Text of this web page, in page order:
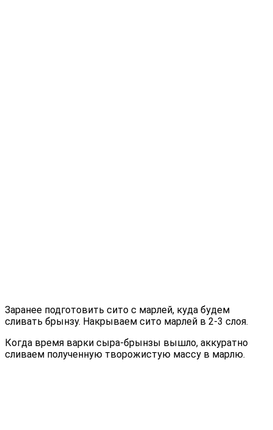
Заранее подготовить сито с марлей, куда будем
сливать брынзу. Накрываем сито марлей в 2-3 слоя.
Когда время варки сыра-брынзы вышло, аккуратно
сливаем полученную творожистую массу в марлю.